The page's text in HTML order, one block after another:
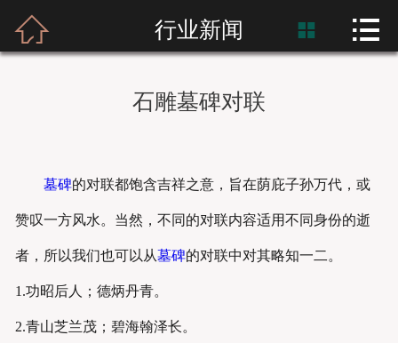
首页
新闻资讯
产品应用
工程案例
 行业新闻  
石雕墓碑对联
墓碑的对联都饱含吉祥之意，旨在荫庇子孙万代，或
赞叹一方风水。当然，不同的对联内容适用不同身份的逝
者，所以我们也可以从墓碑的对联中对其略知一二。
1.功昭后人；德炳丹青。
2.青山芝兰茂；碧海翰泽长。